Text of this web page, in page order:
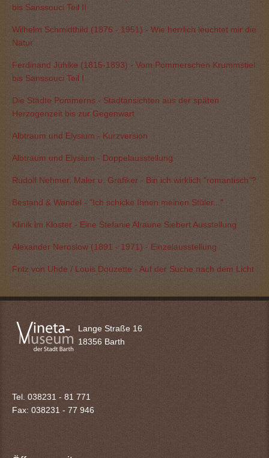
bis Sanssouci Teil II
Wilhelm Schmidthild (1876 - 1951) - Wie herrlich leuchtet mir die
Natur
Ferdinand Jühlke (1815-1893) - Vom Pommerschen Krummstiel
bis Sanssouci Teil I
Die Städte Pommerns - Stadtansichten aus der späten
Herzogenzeit bis zur Gegenwart
Albtraum und Elysium - Kurzversion
Albtraum und Elysium - Doppelausstellung
Rudolf Nehmer, Maler u. Grafiker - Bin ich wirklich "romantisch"?
Bestand & Wandel - "Ich schicke Ihnen meinen Stüler..."
Klinik im Kloster - Eine Stefanie Alraune Siebert Ausstellung
Alexander Neroslow (1891 - 1971) - Einzelausstellung
Fritz von Uhde / Louis Douzette - Auf der Suche nach dem Licht
Lange Straße 16
18356 Barth
Tel. 038231 - 81 771
Fax: 038231 - 77 946